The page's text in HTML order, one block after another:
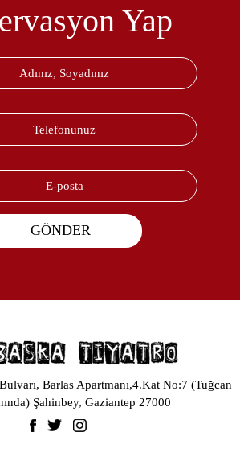
Yap
Barlas Apartmanı,4.Kat No:7 (Tuğcan
Şahinbey, Gaziantep 27000